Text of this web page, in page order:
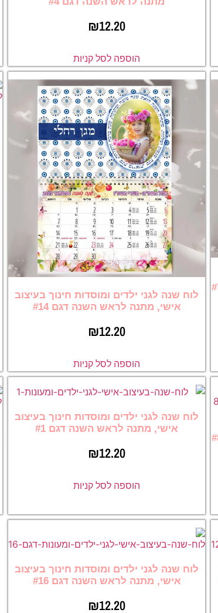
₪12.20
הוספה לסל קניות
לוח שנה לגני ילדים ומוסדות חינוך בעיצוב
אישי, מתנה לראש השנה דגם #14
₪12.20
הוספה לסל קניות
לוח שנה לגני ילדים ומוסדות חינוך בעיצוב
אישי, מתנה לראש השנה דגם #1
₪12.20
הוספה לסל קניות
לוח שנה לגני ילדים ומוסדות חינוך בעיצוב
אישי, מתנה לראש השנה דגם #16
₪12.20